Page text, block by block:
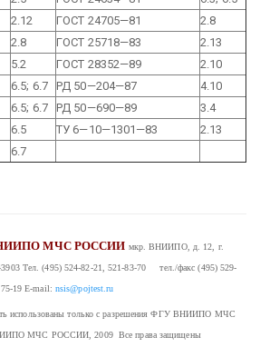
2.12 ГОСТ 24705—81
2.8
2.8 ГОСТ 25718—83
2.13
5.2 ГОСТ 28352—89
2.10
6.5; 6.7 РД 50—204—87
4.10
6.5; 6.7 РД 50—690—89
3.4
6.5 ТУ 6—10—1301—83
2.13
6.7
МЧС РОССИИ мкр. ВНИИПО, д. 12, г.
Тел. (495) 524-82-21, 521-83-70 тел./факс (495) 529-
75-19 E-mail: nsis@pojtest.ru
использованы только с разрешения ФГУ ВНИИПО МЧС
МЧС РОССИИ, 2009 Все права защищены